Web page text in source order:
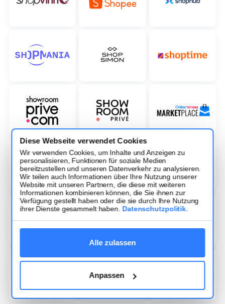
Diese Webseite verwendet Cookies
Wir verwenden Cookies, um Inhalte und Anzeigen zu
personalisieren, Funktionen für soziale Medien
bereitzustellen und unseren Datenverkehr zu analysieren.
Wir teilen auch Informationen über Ihre Nutzung unserer
Website mit unseren Partnern, die diese mit weiteren
Informationen kombinieren können, die Sie ihnen zur
Verfügung gestellt haben oder die sie durch Ihre Nutzung
ihrer Dienste gesammelt haben. Datenschutzpolitik
Alle zulassen
Anpassen